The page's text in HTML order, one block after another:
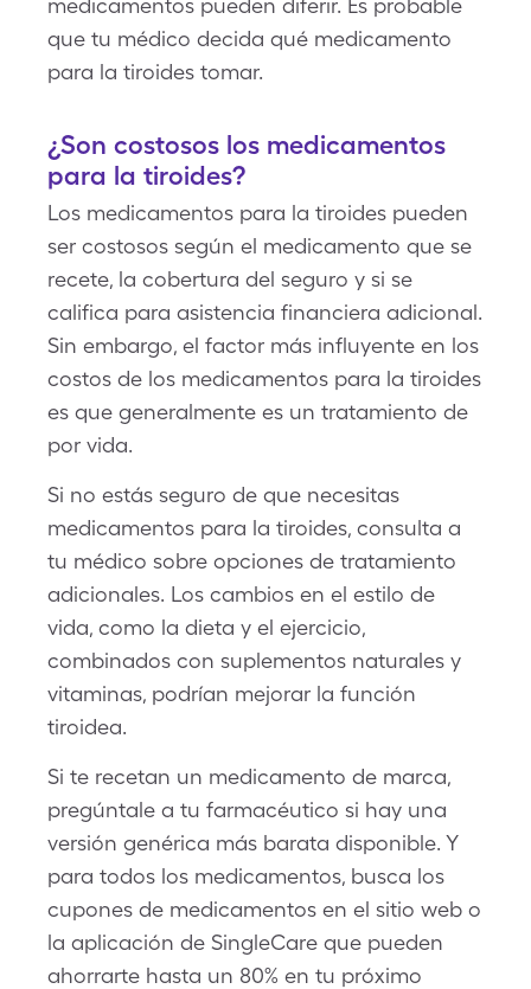
medicamentos pueden diferir. Es probable
que tu médico decida qué medicamento
para la tiroides tomar.
¿Son costosos los medicamentos
para la tiroides?
Los medicamentos para la tiroides pueden
ser costosos según el medicamento que se
recete, la cobertura del seguro y si se
califica para asistencia financiera adicional.
Sin embargo, el factor más influyente en los
costos de los medicamentos para la tiroides
es que generalmente es un tratamiento de
por vida.
Si no estás seguro de que necesitas
medicamentos para la tiroides, consulta a
tu médico sobre opciones de tratamiento
adicionales. Los cambios en el estilo de
vida, como la dieta y el ejercicio,
combinados con suplementos naturales y
vitaminas, podrían mejorar la función
tiroidea.
Si te recetan un medicamento de marca,
pregúntale a tu farmacéutico si hay una
versión genérica más barata disponible. Y
para todos los medicamentos, busca los
cupones de medicamentos en el sitio web o
la aplicación de SingleCare que pueden
ahorrarte hasta un 80% en tu próximo